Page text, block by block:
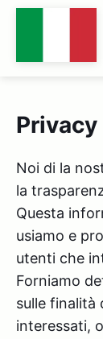
Privacy
Noi di la
la
Questa
usiamo e
utenti che
Forniamo
sulle finalità
interessati,